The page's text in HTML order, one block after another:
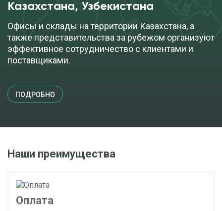
ПОД ЗАКАЗ
Смола эпоксидная марки D.E.R. 663 U-E
мешок (25 кг)
Смола эпоксидная марки D.E.R. 664 U-E
Казахстана, Узбекистана
Офисы и склады на территории Казахстана, а
также представительства за рубежом организуют
эффективное сотрудничество с клиентами и
поставщиками.
ПОДРОБНО
Наши преимущества
Оплата